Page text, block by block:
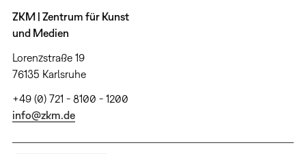
ZKM | Zentrum für Kunst
und Medien
Lorenzstraße 19
76135 Karlsruhe
+49 (0) 721 - 8100 - 1200
info@zkm.de